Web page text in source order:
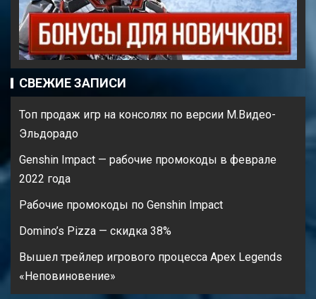
СВЕЖИЕ ЗАПИСИ
Топ продаж игр на консолях по версии М.Видео-
Эльдорадо
Genshin Impact — рабочие промокоды в феврале
2022 года
Рабочие промокоды по Genshin Impact
Domino’s Pizza — cкидка 38%
Вышел трейлер игрового процесса Apex Legends
«Неповиновение»